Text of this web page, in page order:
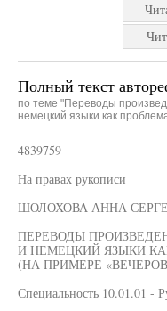
Полный текст
по теме "Переводы
немецкий языки как
4839759
На правах рукописи
ШОЛОХОВА АННА
ПЕРЕВОДЫ
И НЕМЕЦКИЙ ЯЗЫКИ
(НА ПРИМЕРЕ
Специальность 10.01.01 -